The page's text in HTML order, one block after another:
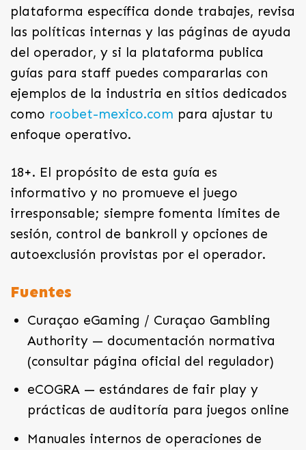
plataforma específica donde trabajes, revisa
las políticas internas y las páginas de ayuda
del operador, y si la plataforma publica
guías para staff puedes compararlas con
ejemplos de la industria en sitios dedicados
como roobet-mexico.com para ajustar tu
enfoque operativo.
18+. El propósito de esta guía es
informativo y no promueve el juego
irresponsable; siempre fomenta límites de
sesión, control de bankroll y opciones de
autoexclusión provistas por el operador.
Fuentes
Curaçao eGaming / Curaçao Gambling
Authority — documentación normativa
(consultar página oficial del regulador)
eCOGRA — estándares de fair play y
prácticas de auditoría para juegos online
Manuales internos de operaciones de